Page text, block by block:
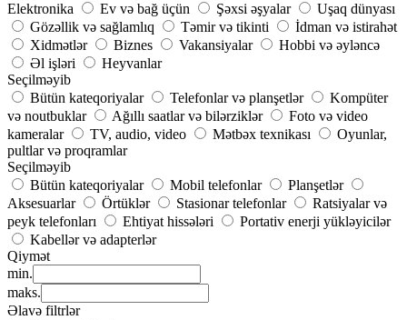
Elektronika
Ev və bağ üçün Şəxsi əşyalar
Uşaq dünyası
Gözəllik və sağlamlıq
Təmir və tikinti
İdman və istirahət
Xidmətlər
Biznes Vakansiyalar
Hobbi və əyləncə
Əl işləri
Heyvanlar
Seçilməyib
Bütün kateqoriyalar
Telefonlar və planşetlər
Kompüter
və noutbuklar
Ağıllı saatlar və bilərziklər
Foto və video
kameralar
TV, audio, video Mətbəx texnikası
Oyunlar,
pultlar və proqramlar
Seçilməyib
Bütün kateqoriyalar
Mobil telefonlar
Planşetlər
Aksesuarlar
Örtüklər Stasionar telefonlar
Ratsiyalar və
peyk telefonları
Ehtiyat hissələri
Portativ enerji yükləyicilər
Kabellər və adapterlər
Qiymət
min.
maks.
Əlavə filtrlər